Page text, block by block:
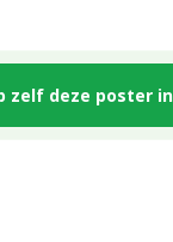
zelf deze poster